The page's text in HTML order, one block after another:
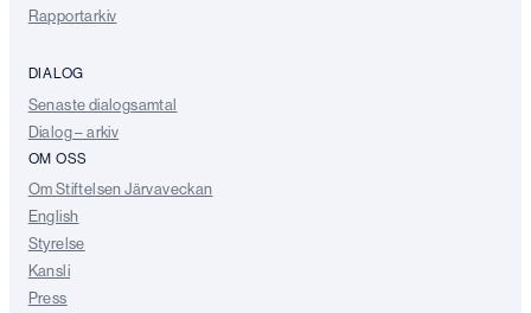
Rapportarkiv
DIALOG
Senaste dialogsamtal
Dialog – arkiv
OM OSS
Om Stiftelsen Järvaveckan
English
Styrelse
Kansli
Press